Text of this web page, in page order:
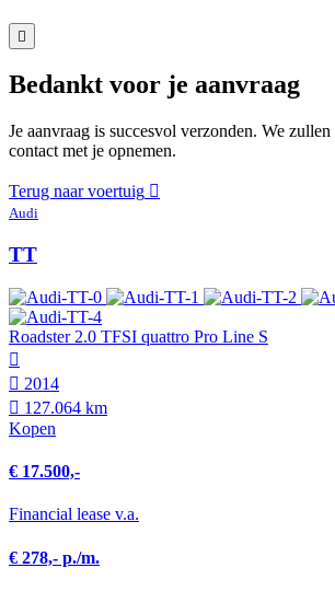
Bedankt voor je aanvraag
Je aanvraag is succesvol verzonden. We
contact met je opnemen.
Terug naar voertuig
Audi
TT
Roadster 2.0 TFSI quattro Pro Line S
2014
127.064 km
Kopen
€ 17.500,-
Financial lease v.a.
€ 278,- p./m.